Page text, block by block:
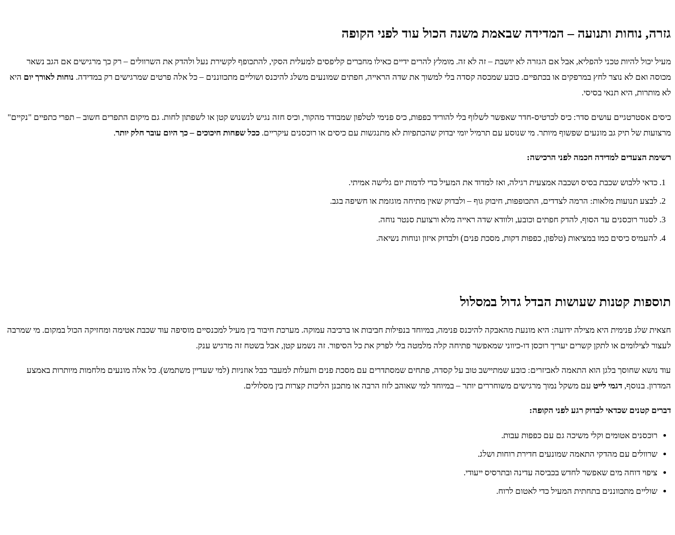
גזרה, נוחות ותנועה – המדידה שבאמת משנה הכול עוד לפני הקופה
מעיל יכול להיות טכני להפליא, אבל אם הגזרה לא יושבת – זה לא זה. מומלץ להרים ידיים כאילו מחברים קליפסים למעלית הסקי, להתכופף לקשירת נעל ולהדק את השרוולים – רק כך מרגישים אם הגב נשאר
מכוסה ואם לא נוצר לחץ במרפקים או בכתפיים. כובע שמכסה קסדה בלי למשוך את שדה הראייה, חפתים שמונעים משלג להיכנס ושוליים מתכווננים – כל אלה פרטים שמרגישים רק במדידה. נוחות לאורך יום היא
לא מותרות, היא תנאי בסיסי.
כיסים אסטרטגיים עושים סדר: כיס לכרטיס-חדר שאפשר לשלוף בלי להוריד כפפות, כיס פנימי לטלפון שמבודד מהקור, וכיס חזה נגיש לנשנוש קטן או לשפתון לחות. גם מיקום התפרים חשוב – תפרי כתפיים "נקיים"
מרצועות של תיק גב מונעים שפשוף מיותר. מי שנוסע עם תרמיל יומי יבדוק שהכתפיות לא מתנגשות עם כיסים או רוכסנים עיקריים. ככל שפחות חיכוכים – כך היום עובר חלק יותר.
רשימת הצעדים למדידה חכמה לפני הרכישה:
כדאי ללבוש שכבת בסיס ושכבה אמצעית רגילה, ואז למדוד את המעיל כדי לדמות יום גלישה אמיתי.
לבצע תנועות מלאות: הרמה לצדדים, התכופפות, חיבוק גוף – ולבדוק שאין מתיחה מוגזמת או חשיפה בגב.
לסגור רוכסנים עד הסוף, להדק חפתים וכובע, ולוודא שדה ראייה מלא ורצועת סנטר נוחה.
להעמיס כיסים כמו במציאות (טלפון, כפפות דקות, מסכת פנים) ולבדוק איזון ונוחות נשיאה.
תוספות קטנות שעושות הבדל גדול במסלול
חצאית שלג פנימית היא מצילה ידועה: היא מונעת מהאבקה להיכנס פנימה, במיוחד בנפילות חביבות או ברכיבה עמוקה. מערכת חיבור בין מעיל למכנסיים מוסיפה עוד שכבת אטימה ומחזיקה הכול במקום. מי שמרבה
לעצור לצילומים או לתקן קשרים יעריך רוכסן דו-כיווני שמאפשר פתיחה קלה מלמטה בלי לפרק את כל הסיפור. זה נשמע קטן, אבל בשטח זה מרגיש ענק.
עוד נושא שחוסך בלגן הוא התאמה לאביזרים: כובע שמתיישב טוב על קסדה, פתחים שמסתדרים עם מסכת פנים ותעלות למעבר כבל אוזניות (למי שעדיין משתמש). כל אלה מונעים מלחמות מיותרות באמצע
המדרון. בנוסף, דגמי לייט עם משקל נמוך מרגישים משוחררים יותר – במיוחד למי שאוהב לזוז הרבה או מתכנן הליכות קצרות בין מסלולים.
דברים קטנים שכדאי לבדוק רגע לפני הקופה:
רוכסנים אטומים וקלי משיכה גם עם כפפות עבות.
שרוולים עם מהדקי התאמה שמונעים חדירת רוחות ושלג.
ציפוי דוחה מים שאפשר לחדש בכביסה עדינה ובתרסיס ייעודי.
שוליים מתכווננים בתחתית המעיל כדי לאטום לרוח.